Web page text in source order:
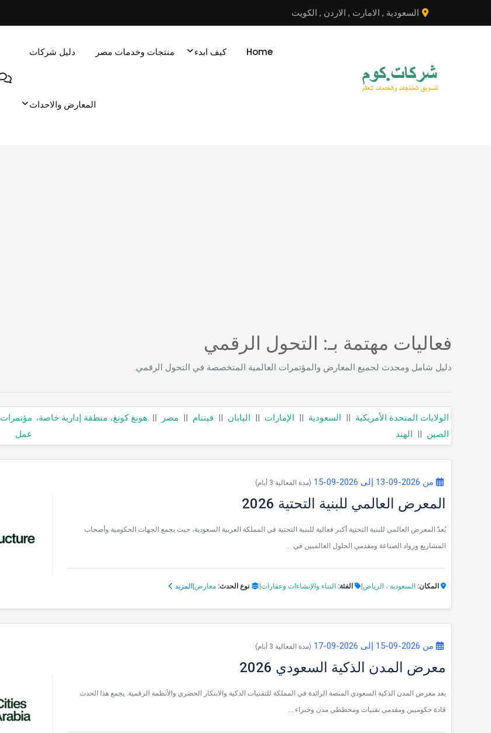
إلى
السعودية , الامارت , الاردن , الكويت
Home كيف ابدء منتجات وخدمات مصر دليل شركات
المعارض والاحداث
فعاليات مهتمة بـ: التحول الرقمي
دليل شامل ومحدث لجميع المعارض والمؤتمرات العالمية المتخصصة في التحول الرقمي.
الولايات المتحدة الأمريكية || السعودية || الإمارات || اليابان || فيتنام || مصر || هونغ كونغ، منطقة إدارية خاصة،
الصين || الهند
مؤتمرات
عمل
من 2026-09-13 إلى 2026-09-15 (مدة الفعالية 3 أيام)
المعرض العالمي للبنية التحتية 2026
يُعدّ المعرض العالمي للبنية التحتية أكبر فعالية للبنية التحتية في المملكة العربية السعودية، حيث يجمع الجهات الحكومية وأصحاب
المشاريع ورواد الصناعة ومقدمي الحلول العالميين في ...
المكان: السعودية ، الرياض الفئة: البناء والإنشاءات وعقارات نوع الحدث: معارض المزيد
من 2026-09-15 إلى 2026-09-17 (مدة الفعالية 3 أيام)
معرض المدن الذكية السعودي 2026
يعد معرض المدن الذكية السعودي المنصة الرائدة في المملكة للتقنيات الذكية والابتكار الحضري والأنظمة الرقمية. يجمع هذا الحدث
قادة حكوميين ومقدمي تقنيات ومخططي مدن وخبراء ...